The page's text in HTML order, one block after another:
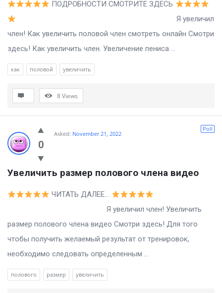
ПОДРОБНОСТИ СМОТРИТЕ ЗДЕСЬ
Я увеличил
член! Как увеличить половой член смотреть онлайн Смотри
здесь! Как увеличить член. Увеличение пениса ...
как половой увеличить
8Views
0
Poll
Asked: November 21, 2022
Увеличить размер полового члена видео
ЧИТАТЬ ДАЛЕЕ…
Я увеличил член! Увеличить
размер полового члена видео Смотри здесь! Для того
чтобы получить желаемый результат от тренировок,
необходимо следовать определенным ...
полового размер увеличить